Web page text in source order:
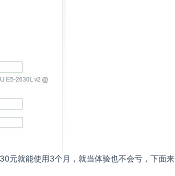
元就能使用3个月，就当体验也不会亏，下面来